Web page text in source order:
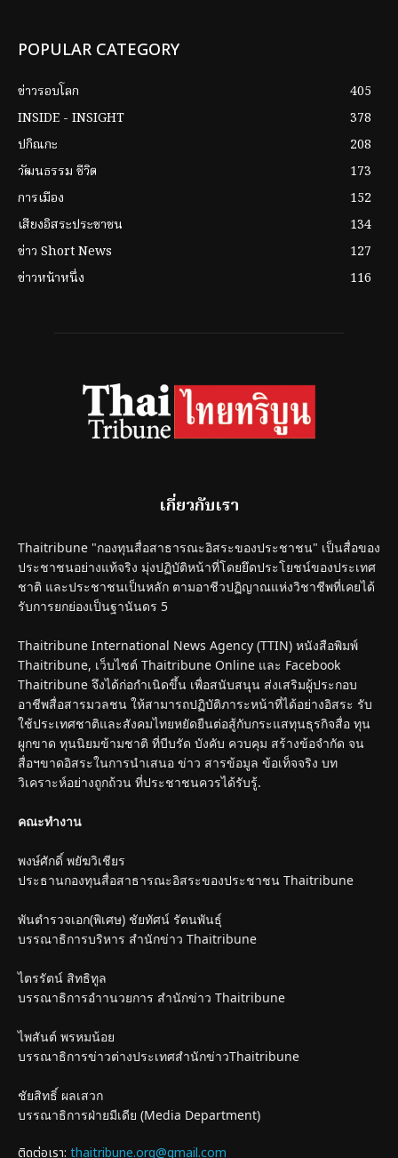
POPULAR CATEGORY
ข่าวรอบโลก
405
INSIDE - INSIGHT
378
ปกิณกะ
208
วัฒนธรรม ชีวิต
173
การเมือง
152
เสียงอิสระประชาชน
134
ข่าว Short News
127
ข่าวหน้าหนึ่ง
116
เกี่ยวกับเรา
Thaitribune "กองทุนสื่อสาธารณะอิสระของประชาชน" เป็นสื่อของ
ประชาชนอย่างแท้จริง มุ่งปฏิบัติหน้าที่โดยยึดประโยชน์ของประเทศ
ชาติ และประชาชนเป็นหลัก ตามอาชีวปฏิญาณแห่งวิชาชีพที่เคยได้
รับการยกย่องเป็นฐานันดร 5
Thaitribune International News Agency (TTIN) หนังสือพิมพ์
Thaitribune, เว็บไซต์ Thaitribune Online และ Facebook
Thaitribune จึงได้ก่อกำเนิดขึ้น เพื่อสนับสนุน ส่งเสริมผู้ประกอบ
อาชีพสื่อสารมวลชน ให้สามารถปฏิบัติภาระหน้าที่ได้อย่างอิสระ รับ
ใช้ประเทศชาติและสังคมไทยหยัดยืนต่อสู้กับกระแสทุนธุรกิจสื่อ ทุน
ผูกขาด ทุนนิยมข้ามชาติ ที่บีบรัด บังคับ ควบคุม สร้างข้อจำกัด จน
สื่อฯขาดอิสระในการนำเสนอ ข่าว สารข้อมูล ข้อเท็จจริง บท
วิเคราะห์อย่างถูกถ้วน ที่ประชาชนควรได้รับรู้.
คณะทำงาน
พงษ์ศักดิ์ พยัฆวิเชียร
ประธานกองทุนสื่อสาธารณะอิสระของประชาชน Thaitribune
พันตำรวจเอก(พิเศษ) ชัยทัศน์ รัตนพันธุ์
บรรณาธิการบริหาร สำนักข่าว Thaitribune
ไตรรัตน์ สิทธิทูล
บรรณาธิการอำานวยการ สำนักข่าว Thaitribune
ไพสันต์ พรหมน้อย
บรรณาธิการข่าวต่างประเทศสำนักข่าวThaitribune
ชัยสิทธิ์ ผลเสวก
บรรณาธิการฝ่ายมีเดีย (Media Department)
ติดต่อเรา: thaitribune.org@gmail.com